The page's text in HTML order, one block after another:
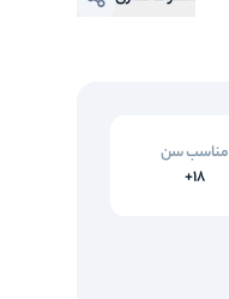
مناسب سن
18+